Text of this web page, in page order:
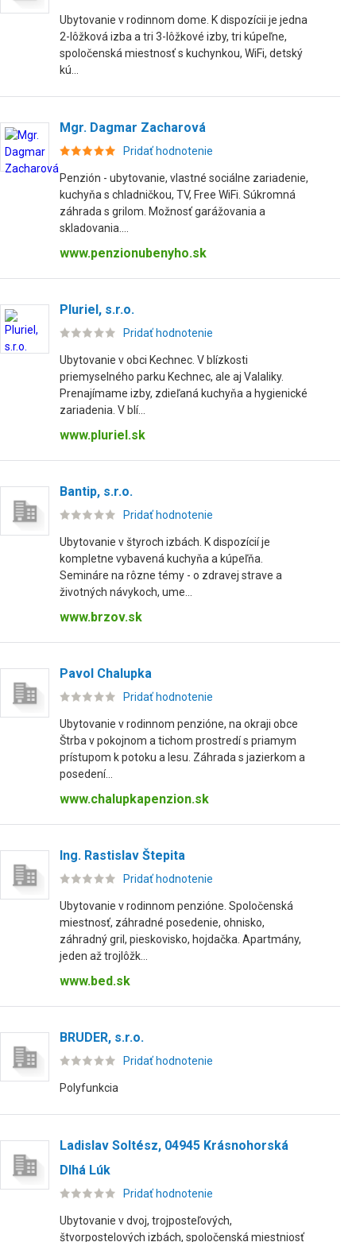
Ubytovanie v rodinnom dome. K dispozícii je jedna
2-lôžková izba a tri 3-lôžkové izby, tri kúpeľne,
spoločenská miestnosť s kuchynkou, WiFi, detský
kú...
Mgr. Dagmar Zacharová
Pridať hodnotenie
Penzión - ubytovanie, vlastné sociálne zariadenie,
kuchyňa s chladničkou, TV, Free WiFi. Súkromná
záhrada s grilom. Možnosť garážovania a
skladovania....
www.penzionubenyho.sk
Pluriel, s.r.o.
Pridať hodnotenie
Ubytovanie v obci Kechnec. V blízkosti
priemyselného parku Kechnec, ale aj Valaliky.
Prenajímame izby, zdieľaná kuchyňa a hygienické
zariadenia. V blí...
www.pluriel.sk
Bantip, s.r.o.
Pridať hodnotenie
Ubytovanie v štyroch izbách. K dispozícií je
kompletne vybavená kuchyňa a kúpeľňa.
Semináre na rôzne témy - o zdravej strave a
životných návykoch, ume...
www.brzov.sk
Pavol Chalupka
Pridať hodnotenie
Ubytovanie v rodinnom penzióne, na okraji obce
Štrba v pokojnom a tichom prostredí s priamym
prístupom k potoku a lesu. Záhrada s jazierkom a
posedení...
www.chalupkapenzion.sk
Ing. Rastislav Štepita
Pridať hodnotenie
Ubytovanie v rodinnom penzióne. Spoločenská
miestnosť, záhradné posedenie, ohnisko,
záhradný gril, pieskovisko, hojdačka. Apartmány,
jeden až trojlôžk...
www.bed.sk
BRUDER, s.r.o.
Pridať hodnotenie
Polyfunkcia
Ladislav Soltész, 04945 Krásnohorská
Dlhá Lúk
Pridať hodnotenie
Ubytovanie v dvoj, trojposteľových,
štvorpostelových izbách, spoločenská miestniosť